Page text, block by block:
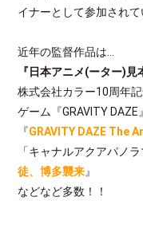
イナーとして参加されて
近年の監督作品は…
『日本アニメ(ーター)
株式会社カラー10周年
ゲーム『GRAVITY
『GRAVITY DAZE The
「キャナルアクアパノ
徒、博多襲来』
などなど多数！！